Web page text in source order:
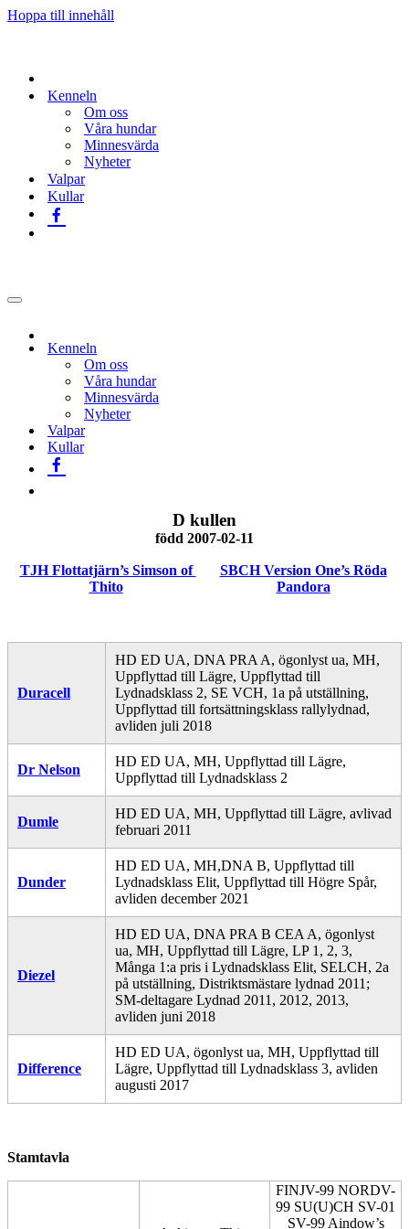
Hoppa till innehåll
Kenneln
Om oss
Våra hundar
Minnesvärda
Nyheter
Valpar
Kullar
Navigeringsmeny
Kenneln
Om oss
Våra hundar
Minnesvärda
Nyheter
Valpar
Kullar
D kullen
född 2007-02-11
TJH Flottatjärn’s Simson of
Thito
SBCH Version One’s Röda
Pandora
Duracell
HD ED UA, DNA PRA A, ögonlyst ua, MH,
Uppflyttad till Lägre, Uppflyttad till
Lydnadsklass 2, SE VCH, 1a på utställning,
Uppflyttad till fortsättningsklass rallylydnad,
avliden juli 2018
Dr Nelson
HD ED UA, MH, Uppflyttad till Lägre,
Uppflyttad till Lydnadsklass 2
Dumle
HD ED UA, MH, Uppflyttad till Lägre, avlivad
februari 2011
Dunder
HD ED UA, MH,DNA B, Uppflyttad till
Lydnadsklass Elit, Uppflyttad till Högre Spår,
avliden december 2021
Diezel
HD ED UA, DNA PRA B CEA A, ögonlyst
ua, MH, Uppflyttad till Lägre, LP 1, 2, 3,
Många 1:a pris i Lydnadsklass Elit, SELCH, 2a
på utställning, Distriktsmästare lydnad 2011;
SM-deltagare Lydnad 2011, 2012, 2013,
avliden juni 2018
Difference
HD ED UA, ögonlyst ua, MH, Uppflyttad till
Lägre, Uppflyttad till Lydnadsklass 3, avliden
augusti 2017
Stamtavla
FINJV-99 NORDV-
99 SU(U)CH SV-01
SV-99 Aindow’s